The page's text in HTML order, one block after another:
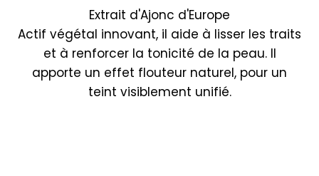
Extrait d'Ajonc d'Europe
Actif végétal innovant, il aide à lisser les traits
et à renforcer la tonicité de la peau. Il
apporte un effet flouteur naturel, pour un
teint visiblement unifié.